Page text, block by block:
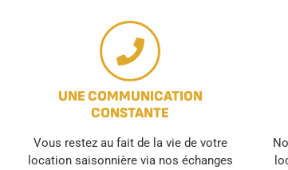
UNE COMMUNICATION
CONSTANTE
Vous restez au fait de la vie de votre
location saisonnière via nos échanges